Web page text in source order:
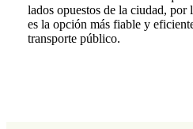
lados opuestos de la ciudad,
es la opción más fiable y
transporte público.